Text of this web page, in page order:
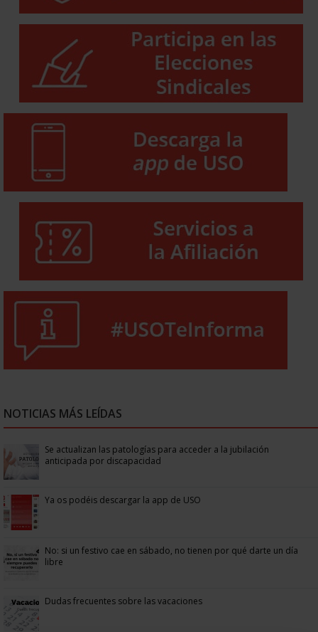
NOTICIAS MÁS LEÍDAS
Se actualizan las patologías para acceder a la jubilación
anticipada por discapacidad
Ya os podéis descargar la app de USO
No: si un festivo cae en sábado, no tienen por qué darte un día
libre
Dudas frecuentes sobre las vacaciones